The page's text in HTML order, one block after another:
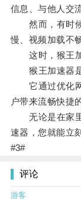
信息、与他人交
然而，有时候
慢、视频加载不
这时，猴王加
猴王加速器是
它通过优化网
户带来流畅快捷
无论是在家里
速器，您就能立
#3#
评论
游客